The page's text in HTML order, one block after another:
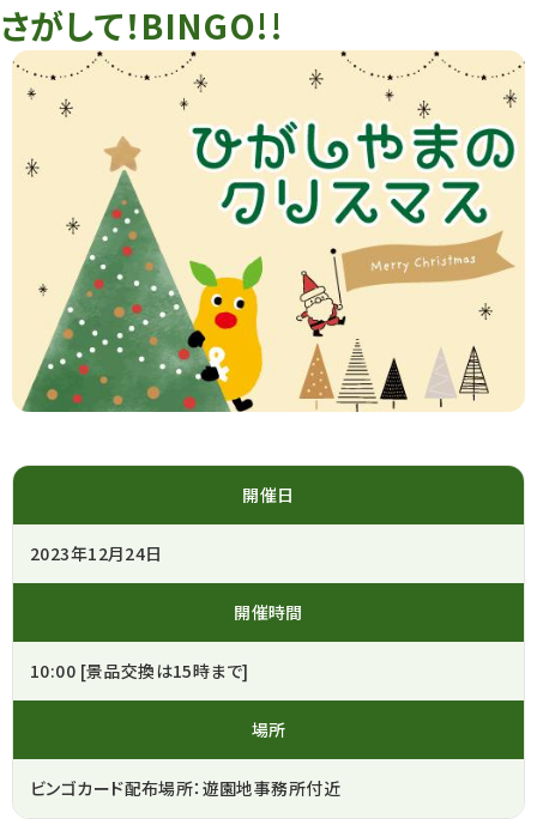
Follow
さがして！BINGO!!
開催日
2023年12月24日
開催時間
10:00 [景品交換は15時まで]
場所
ビンゴカード配布場所：遊園地事務所付近